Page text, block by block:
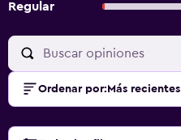
Regular
Ordenar por: Más recientes